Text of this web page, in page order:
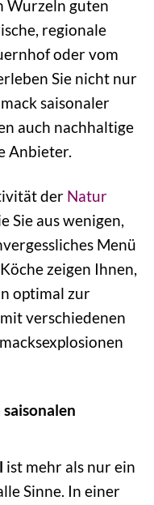
Wurzeln guten
regionale
oder vom
Sie nicht nur
saisonaler
auch nachhaltige
Anbieter.
der Natur
Sie aus wenigen,
Menü
zeigen Ihnen,
optimal zur
verschiedenen
ist mehr als nur ein
Sinne. In einer